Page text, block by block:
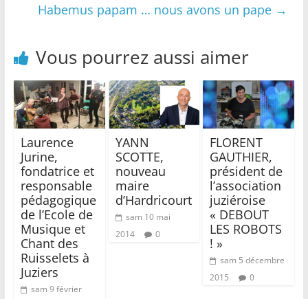
Habemus papam … nous avons un pape →
Vous pourrez aussi aimer
Laurence
Jurine,
fondatrice et
responsable
pédagogique
de l’Ecole de
Musique et
Chant des
Ruisselets à
Juziers
sam 9 février
YANN
SCOTTE,
nouveau
maire
d’Hardricourt
sam 10 mai
2014
0
FLORENT
GAUTHIER,
président de
l’association
juziéroise
« DEBOUT
LES ROBOTS
! »
sam 5 décembre
2015
0